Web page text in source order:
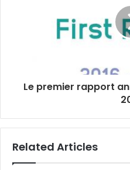
soutenir les jeunes
encourager à
d’appartenance et
créer des espaces
numérisation et des
l’Internet.
Le premier rapport
Related Articles